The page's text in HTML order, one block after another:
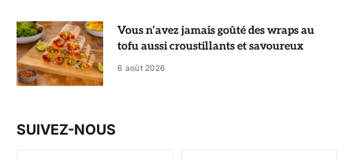
Vous n’avez jamais goûté des wraps au
tofu aussi croustillants et savoureux
6 août 2026
SUIVEZ-NOUS